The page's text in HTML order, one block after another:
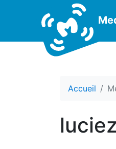
Accueil